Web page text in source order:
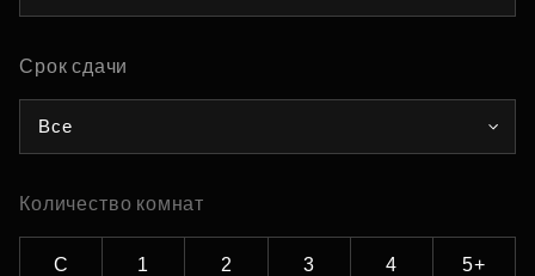
Срок сдачи
Все
Количество комнат
С 1 2 3 4 5+